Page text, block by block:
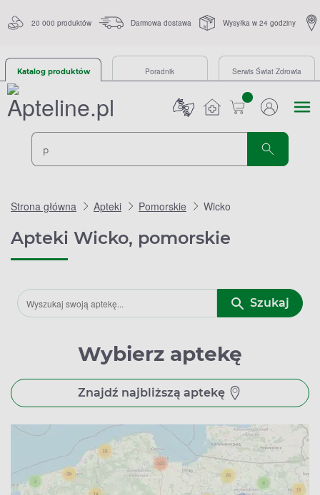
20 000 produktów Darmowa dostawa Wysyłka w 24 godziny
Katalog produktów Poradnik Serwis Świat Zdrowia
sztuk
Strona główna Apteki Pomorskie Wicko
Apteki Wicko, pomorskie
Szukaj
Wybierz aptekę
Znajdź najbliższą aptekę